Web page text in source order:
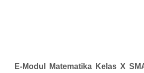
E-Modul Matematika Kelas X